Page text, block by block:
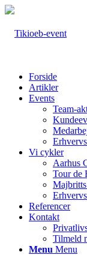
Forside
Artikler
Events
Team-
Vi cykler
Aarhus
Tour de
Referencer
Kontakt
Tilmeld
Menu Menu